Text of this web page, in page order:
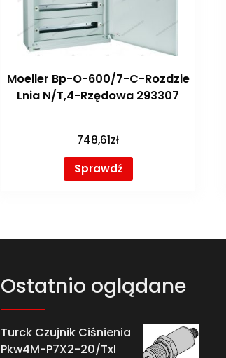
Moeller Bp-O-600/7-C-Rozdzie
Lnia N/T,4-Rzędowa 293307
748,61zł
Sprawdź
Ostatnio oglądane
Turck Czujnik Ciśnienia
Pkw4M-P7X2-20/Txl